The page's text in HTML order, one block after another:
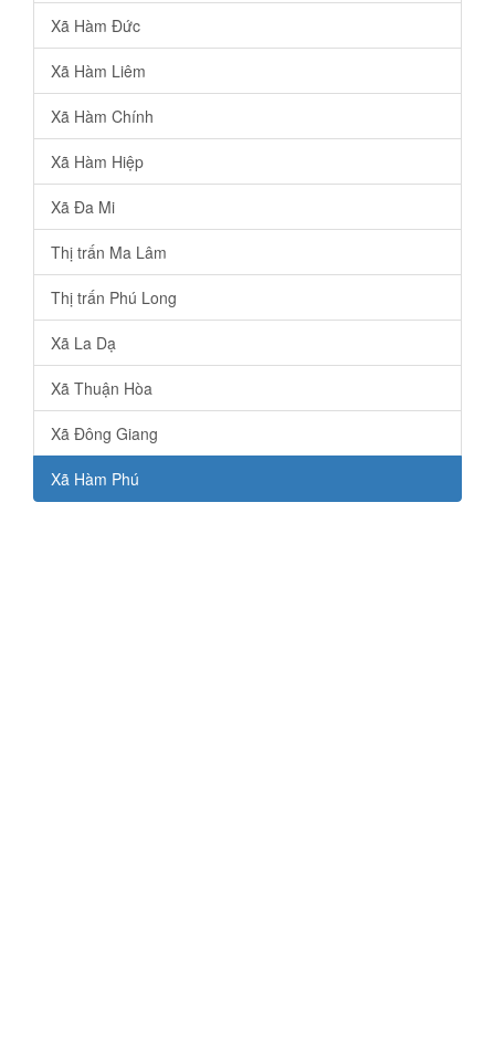
Xã Hàm Đức
Xã Hàm Liêm
Xã Hàm Chính
Xã Hàm Hiệp
Xã Đa Mi
Thị trấn Ma Lâm
Thị trấn Phú Long
Xã La Dạ
Xã Thuận Hòa
Xã Đông Giang
Xã Hàm Phú